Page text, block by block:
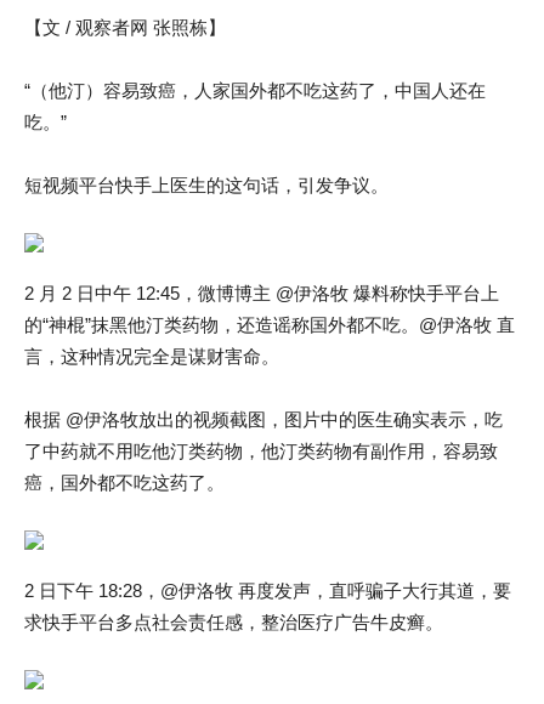
【文 / 观察者网 张照栋】
“（他汀）容易致癌，人家国外都不吃这药了，中国人还在
吃。”
短视频平台快手上医生的这句话，引发争议。
2 月 2 日中午 12:45，微博博主 @伊洛牧 爆料称快手平台上
的“神棍”抹黑他汀类药物，还造谣称国外都不吃。@伊洛牧 直
言，这种情况完全是谋财害命。
根据 @伊洛牧放出的视频截图，图片中的医生确实表示，吃
了中药就不用吃他汀类药物，他汀类药物有副作用，容易致
癌，国外都不吃这药了。
2 日下午 18:28，@伊洛牧 再度发声，直呼骗子大行其道，要
求快手平台多点社会责任感，整治医疗广告牛皮癣。